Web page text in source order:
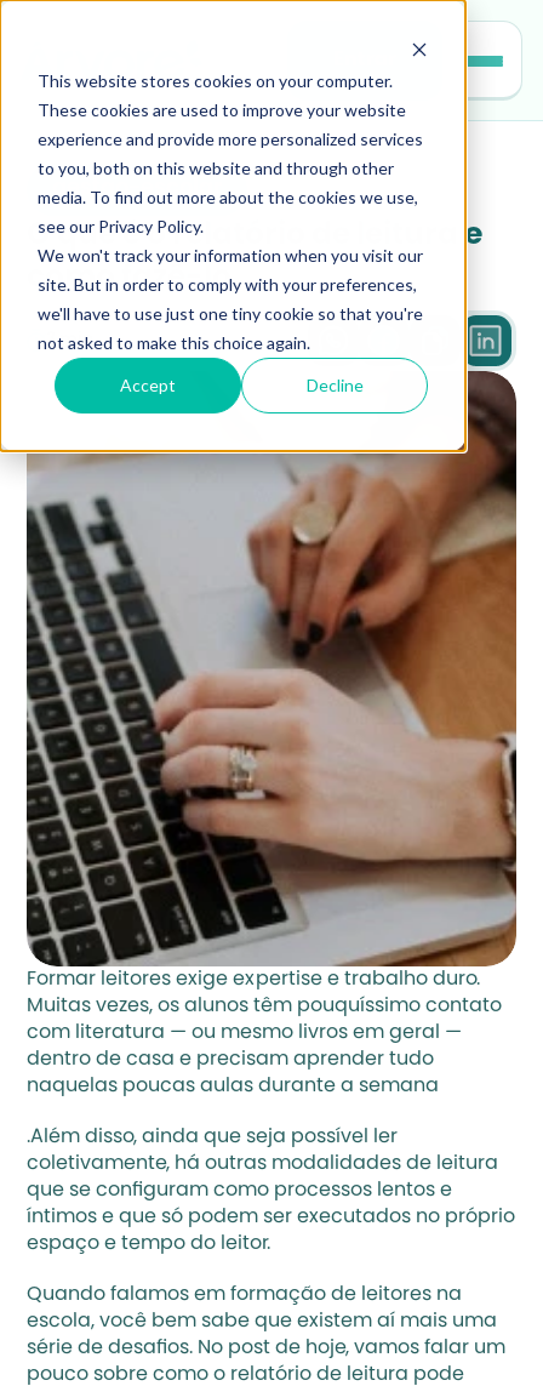
This website stores cookies on your computer.
These cookies are used to improve your website
experience and provide more personalized services
to you, both on this website and through other
media. To find out more about the cookies we use,
see our Privacy Policy.
We won't track your information when you visit our
site. But in order to comply with your preferences,
we'll have to use just one tiny cookie so that you're
not asked to make this choice again.
Accept Decline
gestao-escolar
O que é o relatório de leitura e
como fazê-lo
3 min
Formar leitores exige expertise e trabalho duro.
Muitas vezes, os alunos têm pouquíssimo contato
com literatura — ou mesmo livros em geral —
dentro de casa e precisam aprender tudo
naquelas poucas aulas durante a semana
.Além disso, ainda que seja possível ler
coletivamente, há outras modalidades de leitura
que se configuram como processos lentos e
íntimos e que só podem ser executados no próprio
espaço e tempo do leitor.
Quando falamos em formação de leitores na
escola, você bem sabe que existem aí mais uma
série de desafios. No post de hoje, vamos falar um
pouco sobre como o relatório de leitura pode